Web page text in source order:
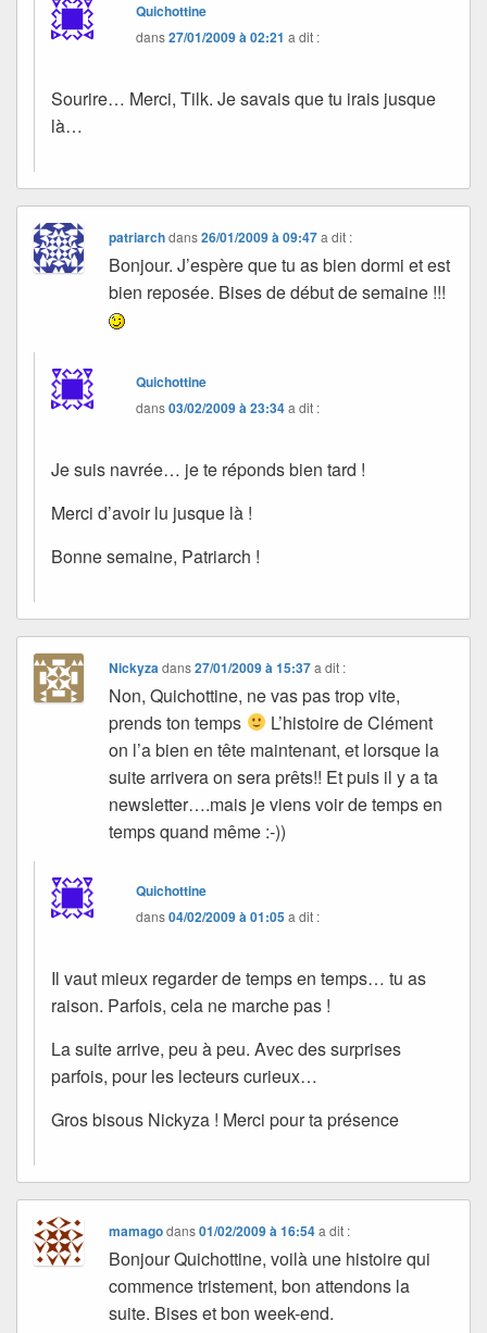
Quichottine
dans27/01/2009 à 02:21 a dit :
Sourire… Merci, Tilk. Je savais que tu irais jusque
là…
patriarchdans26/01/2009 à 09:47 a dit :
Bonjour. J’espère que tu as bien dormi et est
bien reposée. Bises de début de semaine !!!
Quichottine
dans03/02/2009 à 23:34a dit :
Je suis navrée… je te réponds bien tard !
Merci d’avoir lu jusque là !
Bonne semaine, Patriarch !
Nickyzadans27/01/2009 à 15:37 a dit :
Non, Quichottine, ne vas pas trop vite,
prends ton temps
L’histoire de Clément
on l’a bien en tête maintenant, et lorsque la
suite arrivera on sera prêts!! Et puis il y a ta
newsletter….mais je viens voir de temps en
temps quand même :-))
Quichottine
dans04/02/2009 à 01:05a dit :
Il vaut mieux regarder de temps en temps… tu as
raison. Parfois, cela ne marche pas !
La suite arrive, peu à peu. Avec des surprises
parfois, pour les lecteurs curieux…
Gros bisous Nickyza ! Merci pour ta présence
mamagodans01/02/2009 à 16:54 a dit :
Bonjour Quichottine, voilà une histoire qui
commence tristement, bon attendons la
suite. Bises et bon week-end.